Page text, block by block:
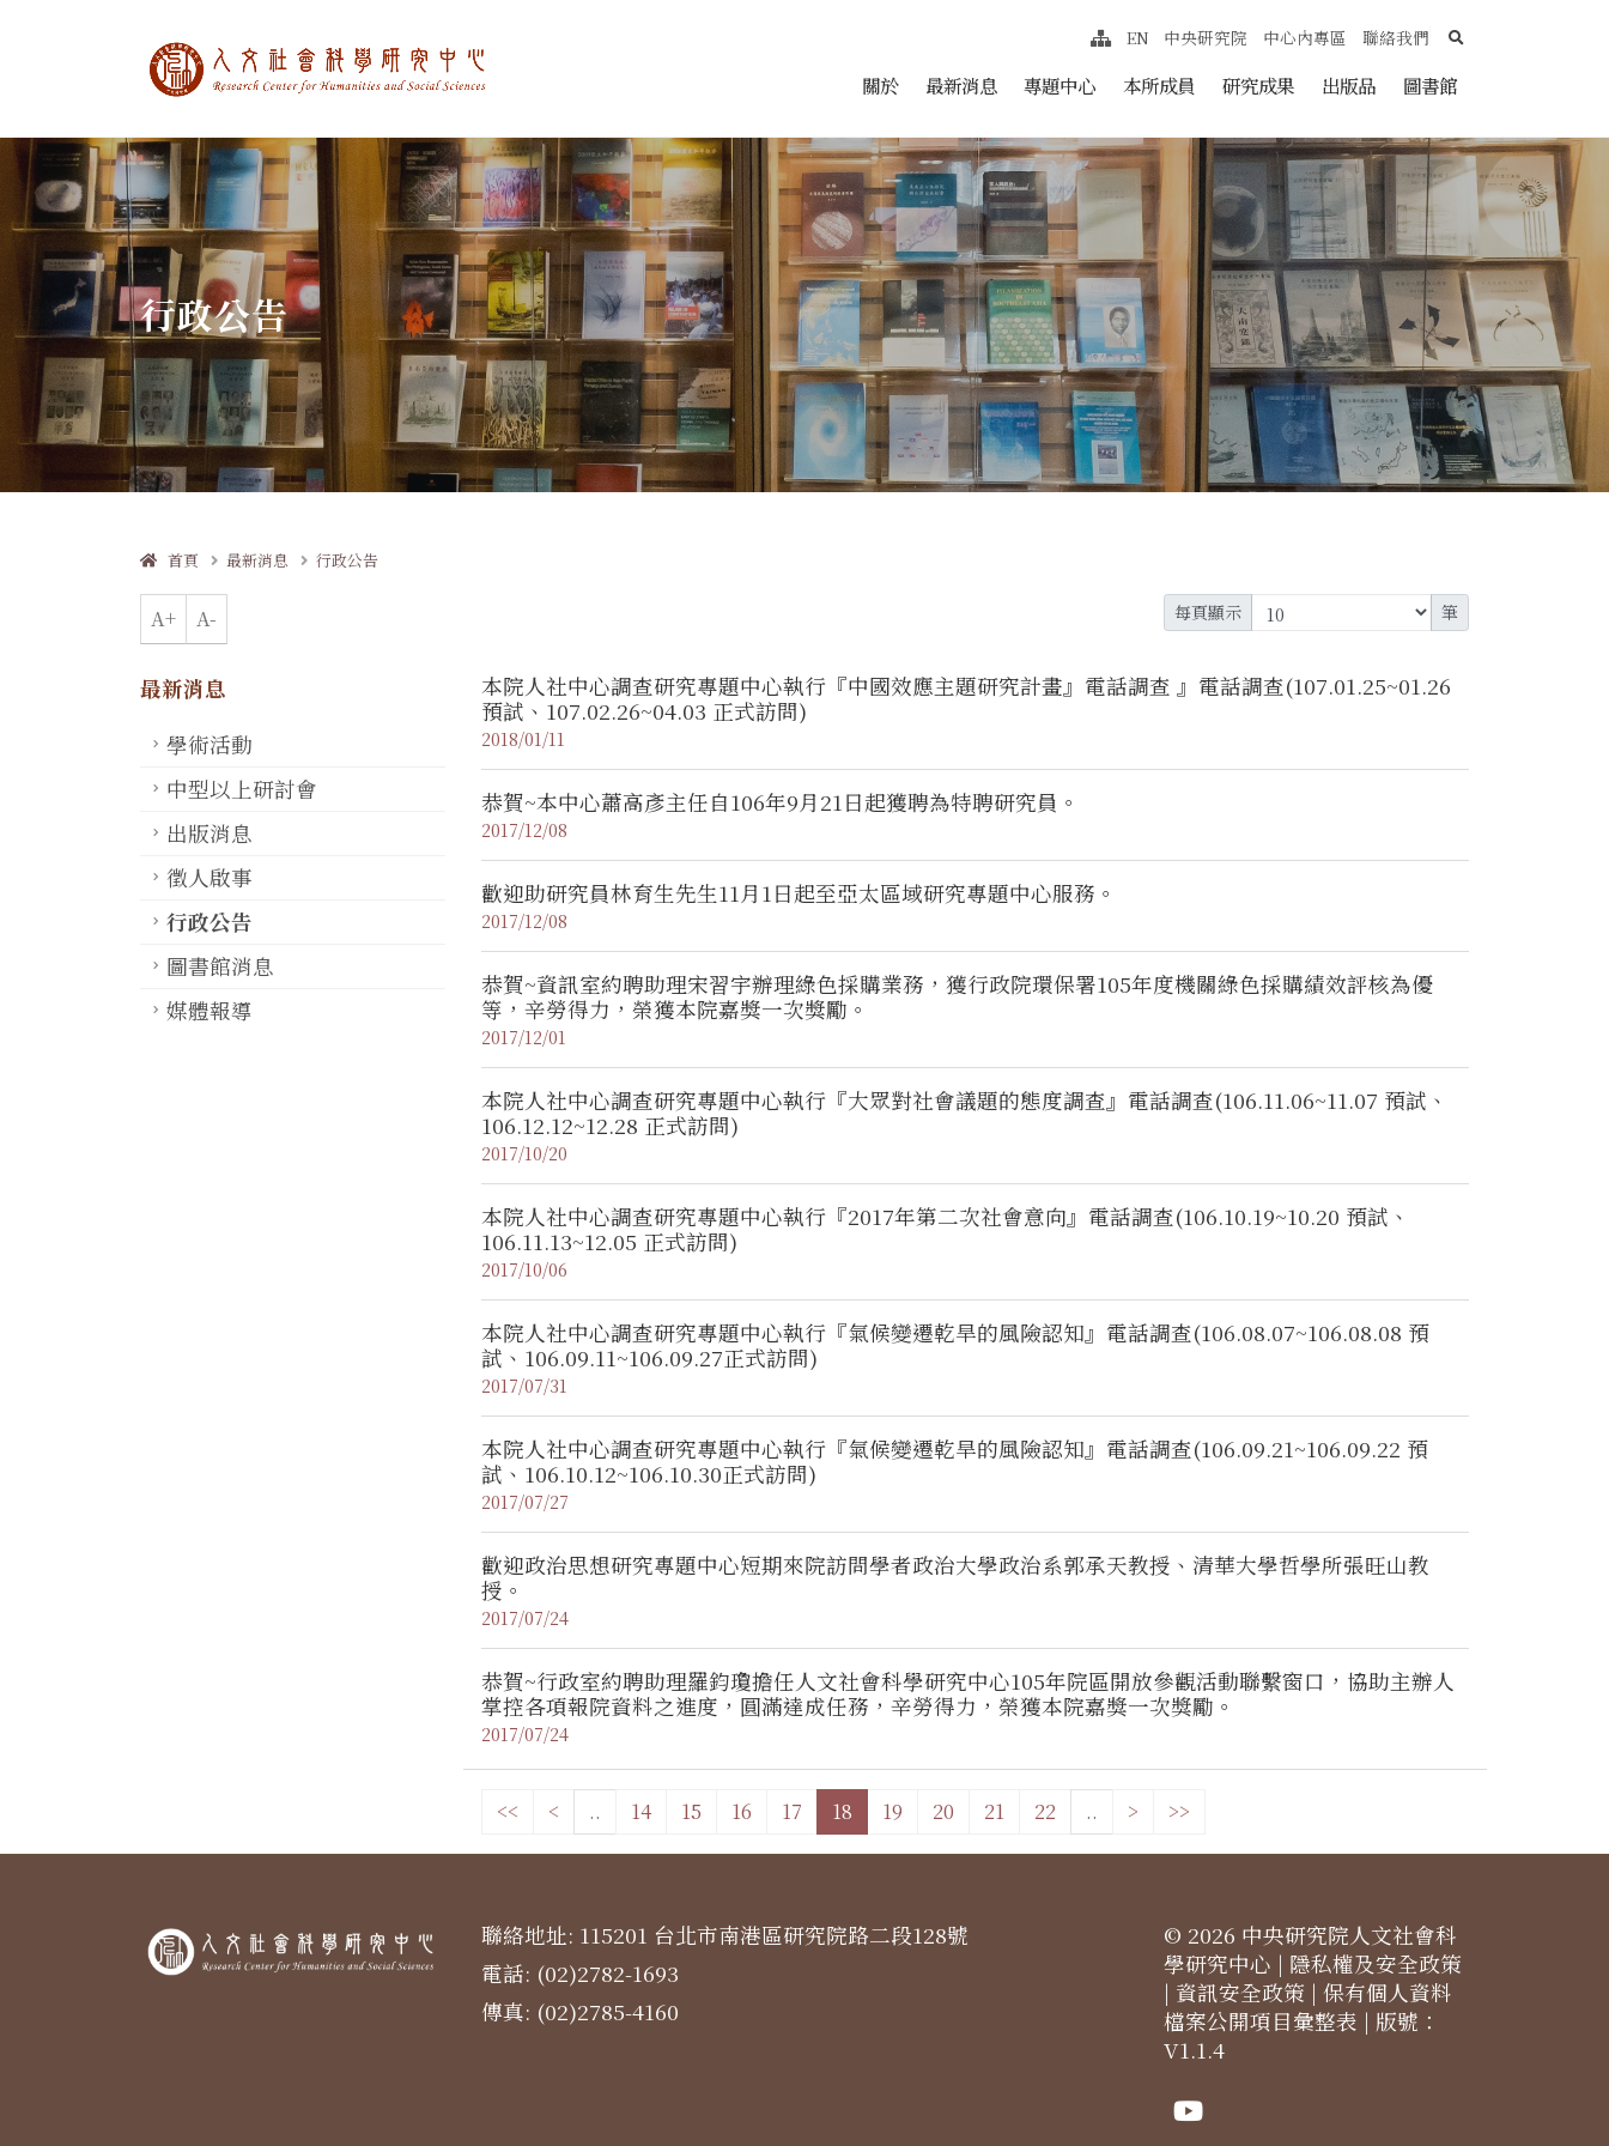
中央研究院人文社會科學研究中心 跳至中央區塊/Main Content
關於 最新消息 專題中心 本所成員 研究成果 出版品 圖書館
網站導覽
EN 中央研究院 中心內專區 聯絡我們 search
行政公告
首頁 最新消息 行政公告
A+ A- 每頁顯示 筆
最新消息
學術活動
中型以上研討會
出版消息
徵人啟事
行政公告
圖書館消息
媒體報導
本院人社中心調查研究專題中心執行『中國效應主題研究計畫』電話調查 』電話調查(107.01.25~01.26
預試、107.02.26~04.03 正式訪問)
2018/01/11
恭賀~本中心蕭高彥主任自106年9月21日起獲聘為特聘研究員。
2017/12/08
歡迎助研究員林育生先生11月1日起至亞太區域研究專題中心服務。
2017/12/08
恭賀~資訊室約聘助理宋習宇辦理綠色採購業務，獲行政院環保署105年度機關綠色採購績效評核為優
等，辛勞得力，榮獲本院嘉獎一次獎勵。
2017/12/01
本院人社中心調查研究專題中心執行『大眾對社會議題的態度調查』電話調查(106.11.06~11.07 預試、
106.12.12~12.28 正式訪問)
2017/10/20
本院人社中心調查研究專題中心執行『2017年第二次社會意向』電話調查(106.10.19~10.20 預試、
106.11.13~12.05 正式訪問)
2017/10/06
本院人社中心調查研究專題中心執行『氣候變遷乾旱的風險認知』電話調查(106.08.07~106.08.08 預
試、106.09.11~106.09.27正式訪問)
2017/07/31
本院人社中心調查研究專題中心執行『氣候變遷乾旱的風險認知』電話調查(106.09.21~106.09.22 預
試、106.10.12~106.10.30正式訪問)
2017/07/27
歡迎政治思想研究專題中心短期來院訪問學者政治大學政治系郭承天教授、清華大學哲學所張旺山教
授。
2017/07/24
恭賀~行政室約聘助理羅鈞瓊擔任人文社會科學研究中心105年院區開放參觀活動聯繫窗口，協助主辦人
掌控各項報院資料之進度，圓滿達成任務，辛勞得力，榮獲本院嘉獎一次獎勵。
2017/07/24
<< < .. 14 15 16 17 18 19 20 21 22 .. > >>
聯絡地址: 115201 台北市南港區研究院路二段128號
電話: (02)2782-1693
傳真: (02)2785-4160
© 2026 中央研究院人文社會科
學研究中心 | 隱私權及安全政策
| 資訊安全政策 | 保有個人資料
檔案公開項目彙整表 | 版號：
V1.1.4
Youtube